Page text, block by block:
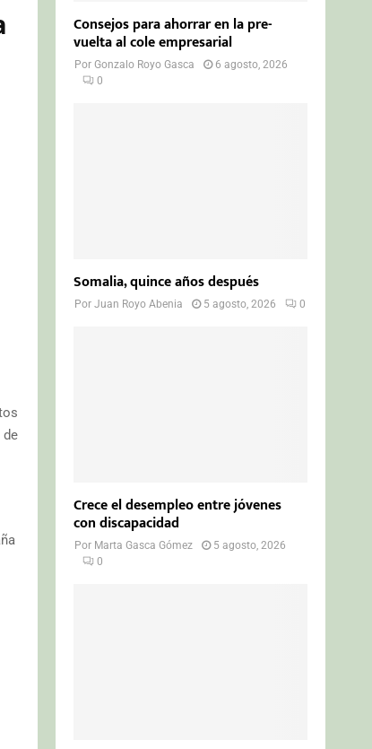
de
Consejos para ahorrar en la pre-
vuelta al cole empresarial
PorGonzalo Royo Gasca
6 agosto, 2026
0
Somalia, quince años después
PorJuan Royo Abenia 5 agosto, 2026 0
Crece el desempleo entre jóvenes
con discapacidad
Por Marta Gasca Gómez
5 agosto, 2026
0